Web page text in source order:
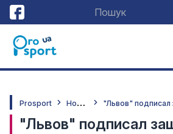
Prosport Н
овини
"Львов" подписал